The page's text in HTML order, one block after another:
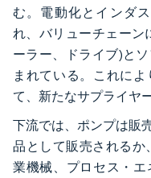
む。電動化とインダ
れ、バリューチェーン
ーラー、ドライブ)と
まれている。これに
て、新たなサプライヤ
下流では、ポンプは販
品として販売されるか
業機械、プロセス・